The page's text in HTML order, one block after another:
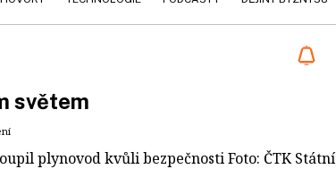
světem
plynovod kvůli bezpečnosti Foto: ČTK Státní